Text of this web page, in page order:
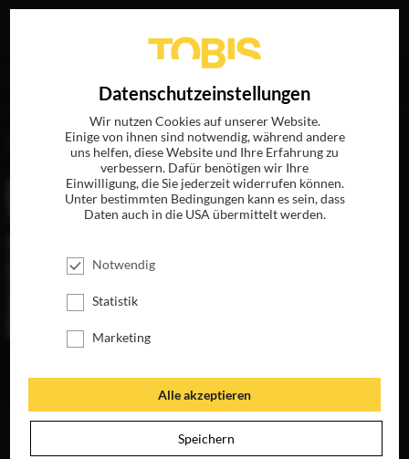
„Raoul Billerey“
JETZT AUF DVD &
Datenschutzeinstellungen
Wir nutzen Cookies auf unserer Website.
Einige von ihnen sind notwendig, während andere
uns helfen, diese Website und Ihre Erfahrung zu
verbessern. Dafür benötigen wir Ihre
Einwilligung, die Sie jederzeit widerrufen können.
Unter bestimmten Bedingungen kann es sein, dass
Daten auch in die USA übermittelt werden.
Notwendig
Statistik
Marketing
Alle akzeptieren
Speichern